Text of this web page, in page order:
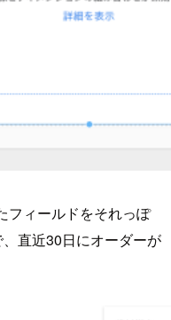
フィールドをそれっぽ
直近30日にオーダーが